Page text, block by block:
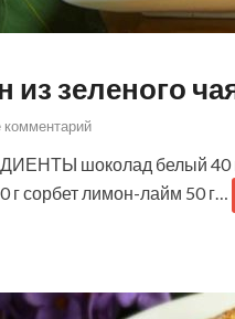
из зеленого
комментарий
шоколад белый 40 г
г сорбет лимон-лайм 50 г…